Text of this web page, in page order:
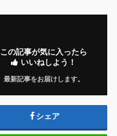
この記事が気に入ったら
いいねしよう！
最新記事をお届けします。
シェア